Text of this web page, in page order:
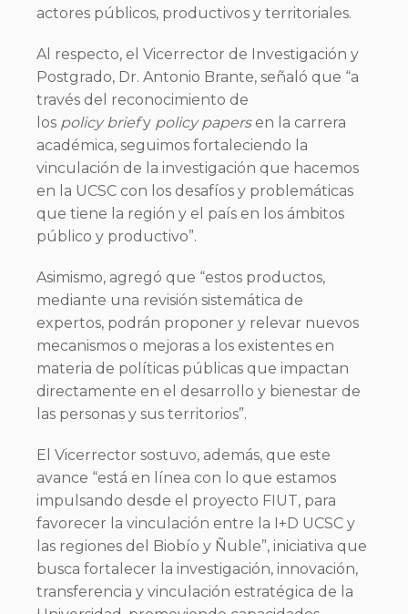
actores públicos, productivos y territoriales.
Al respecto, el Vicerrector de Investigación y
Postgrado, Dr. Antonio Brante, señaló que “a
través del reconocimiento de
los policy briefy policy papersen la carrera
académica, seguimos fortaleciendo la
vinculación de la investigación que hacemos
en la UCSC con los desafíos y problemáticas
que tiene la región y el país en los ámbitos
público y productivo”.
Asimismo, agregó que “estos productos,
mediante una revisión sistemática de
expertos, podrán proponer y relevar nuevos
mecanismos o mejoras a los existentes en
materia de políticas públicas que impactan
directamente en el desarrollo y bienestar de
las personas y sus territorios”.
El Vicerrector sostuvo, además, que este
avance “está en línea con lo que estamos
impulsando desde el proyecto FIUT, para
favorecer la vinculación entre la I+D UCSC y
las regiones del Biobío y Ñuble”, iniciativa que
busca fortalecer la investigación, innovación,
transferencia y vinculación estratégica de la